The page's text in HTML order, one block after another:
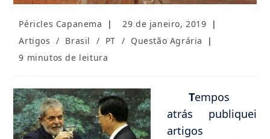
Autor
post:
Péricles Capanema
Post
publicado:
29 de janeiro, 2019
Categoria
post:
Artigos / Brasil / PT / Questão Agrária
Tempo
9 minutos de leitura
Tempos
atrás publiquei
artigos